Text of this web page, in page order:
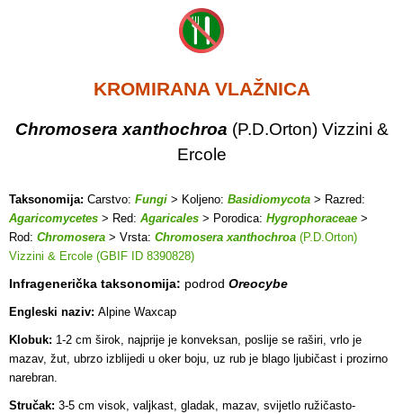
KROMIRANA VLAŽNICA
Chromosera xanthochroa (P.D.Orton) Vizzini &
Ercole
Taksonomija: Carstvo: Fungi > Koljeno: Basidiomycota > Razred:
Agaricomycetes > Red: Agaricales > Porodica: Hygrophoraceae >
Rod: Chromosera > Vrsta: Chromosera xanthochroa (P.D.Orton)
Vizzini & Ercole (GBIF ID 8390828)
Infragenerička taksonomija: podrod Oreocybe
Engleski naziv: Alpine Waxcap
Klobuk: 1-2 cm širok, najprije je konveksan, poslije se raširi, vrlo je
mazav, žut, ubrzo izblijedi u oker boju, uz rub je blago ljubičast i prozirno
narebran.
Stručak: 3-5 cm visok, valjkast, gladak, mazav, svijetlo ružičasto-